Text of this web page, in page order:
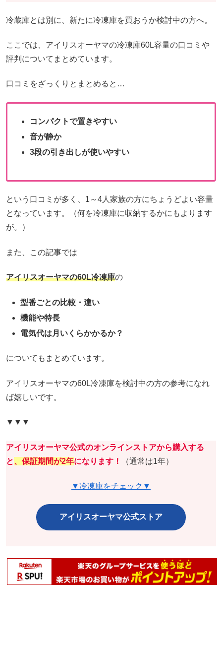
冷蔵庫とは別に、新たに冷凍庫を買おうか検討中の方へ。
ここでは、アイリスオーヤマの冷凍庫60L容量の口コミや
評判についてまとめています。
口コミをざっくりとまとめると…
コンパクトで置きやすい
音が静か
3段の引き出しが使いやすい
という口コミが多く、1～4人家族の方にちょうどよい容量
となっています。（何を冷凍庫に収納するかにもよります
が。）
また、この記事では
アイリスオーヤマの60L冷凍庫の
型番ごとの比較・違い
機能や特長
電気代は月いくらかかるか？
についてもまとめています。
アイリスオーヤマの60L冷凍庫を検討中の方の参考になれ
ば嬉しいです。
▼▼▼
アイリスオーヤマ公式のオンラインストアから購入する
と、保証期間が2年になります！ （通常は1年）
▼冷凍庫をチェック▼
アイリスオーヤマ公式ストア